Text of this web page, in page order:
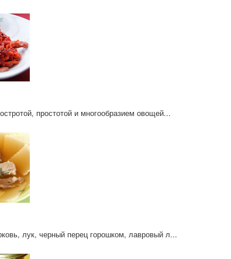
простотой и многообразием овощей...
лук, черный перец горошком, лавровый л...